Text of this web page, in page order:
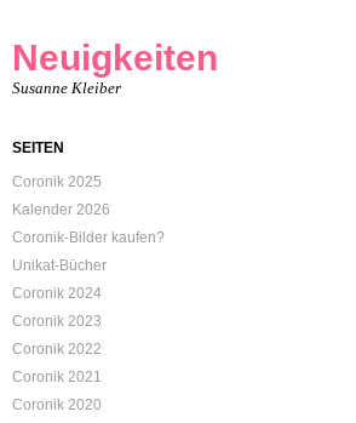
Neuigkeiten
Susanne Kleiber
SEITEN
Coronik 2025
Kalender 2026
Coronik-Bilder kaufen?
Unikat-Bücher
Coronik 2024
Coronik 2023
Coronik 2022
Coronik 2021
Coronik 2020